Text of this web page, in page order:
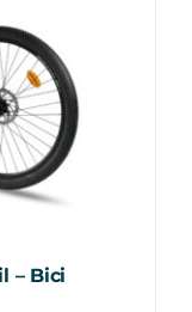
– Bici